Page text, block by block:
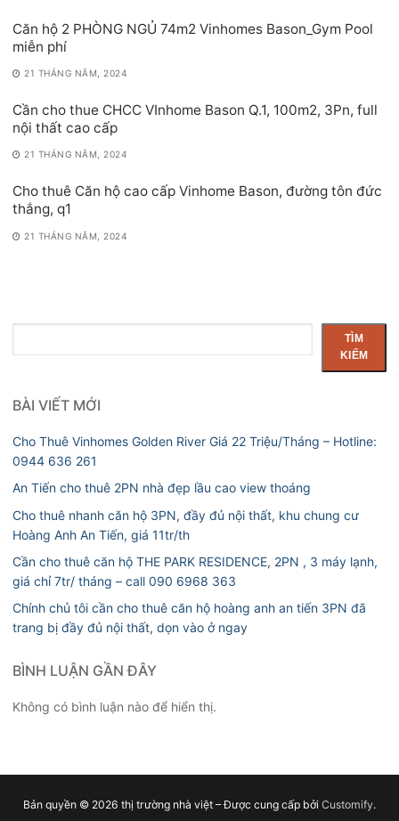
Căn hộ 2 PHÒNG NGỦ 74m2 Vinhomes Bason_Gym Pool
miễn phí
21 THÁNG NĂM, 2024
Cần cho thue CHCC VInhome Bason Q.1, 100m2, 3Pn, full
nội thất cao cấp
21 THÁNG NĂM, 2024
Cho thuê Căn hộ cao cấp Vinhome Bason, đường tôn đức
thắng, q1
21 THÁNG NĂM, 2024
kiếm
TÌM
KIẾM
BÀI VIẾT MỚI
Cho Thuê Vinhomes Golden River Giá 22 Triệu/Tháng – Hotline:
0944 636 261
An Tiến cho thuê 2PN nhà đẹp lầu cao view thoáng
Cho thuê nhanh căn hộ 3PN, đầy đủ nội thất, khu chung cư
Hoàng Anh An Tiến, giá 11tr/th
Cần cho thuê căn hộ THE PARK RESIDENCE, 2PN , 3 máy lạnh,
giá chỉ 7tr/ tháng – call 090 6968 363
Chính chủ tôi cần cho thuê căn hộ hoàng anh an tiến 3PN đã
trang bị đầy đủ nội thất, dọn vào ở ngay
BÌNH LUẬN GẦN ĐÂY
Không có bình luận nào để hiển thị.
Bản quyền © 2026 thị trường nhà việt – Được cung cấp bởi Customify.